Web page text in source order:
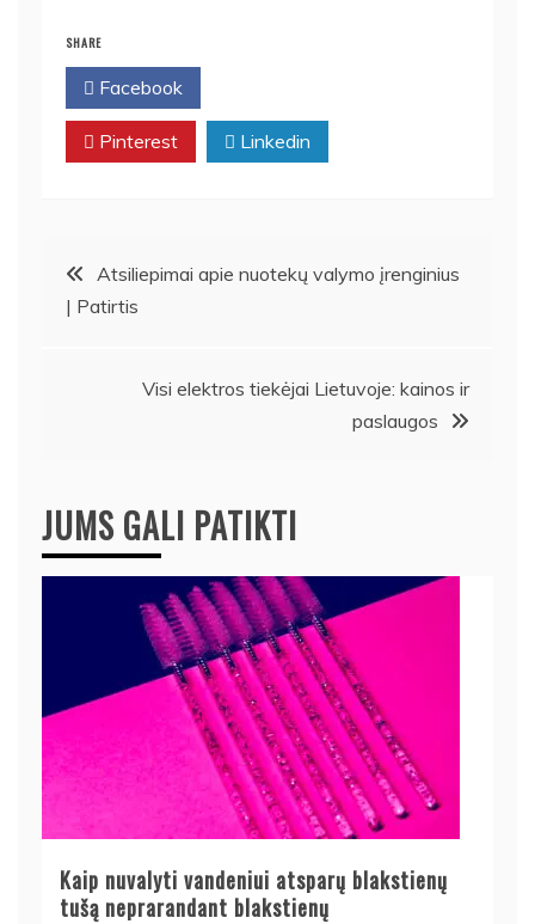
SHARE
Facebook
Pinterest Linkedin
Navigacija
tarp
Atsiliepimai apie nuotekų valymo įrenginius
| Patirtis
Visi elektros tiekėjai Lietuvoje: kainos ir
paslaugos
JUMS GALI PATIKTI
Kaip nuvalyti vandeniui atsparų blakstienų
tušą neprarandant blakstienų